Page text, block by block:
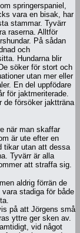
springerspaniel,
vara en bisak, har
stammar. Tyvärr
raserna. Alltför
På sådan
och
Hundarna blir
söker för stort och
utan mer eller
En del uppfödare
för jaktmeriterade.
de försöker jaktträna
när man skaffar
är ute efter en
tikar utan att dessa
Tyvärr är alla
att straffa sig.
aldrig förrän de
stadiga för både
på att Jörgens små
yttre ger sken av.
vid något